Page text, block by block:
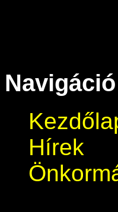
Navigáció
Hírek